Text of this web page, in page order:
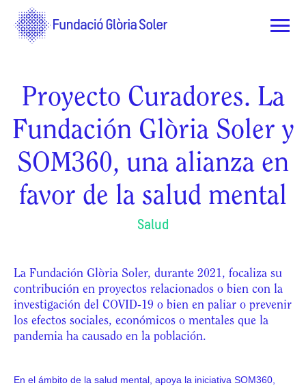
Proyecto Curadores. La
Fundación Glòria Soler y
SOM360, una alianza en
favor de la salud mental
Salud
La Fundación Glòria Soler, durante 2021, focaliza su
contribución en proyectos relacionados o bien con la
investigación del COVID-19 o bien en paliar o prevenir
los efectos sociales, económicos o mentales que la
pandemia ha causado en la población.
En el ámbito de la salud mental, apoya la iniciativa SOM360,